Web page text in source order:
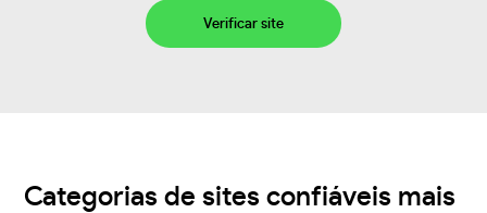
Verificar site
Categorias de sites confiáveis mais